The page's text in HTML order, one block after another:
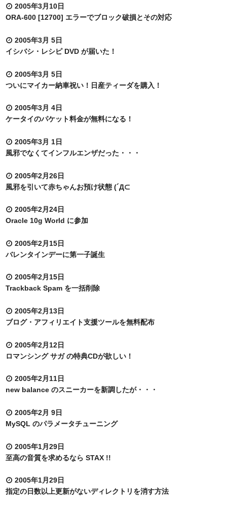
2005年3月10日
ORA-600 [12700] エラーでブロック破損とその対応
2005年3月 5日
イシバシ・レシピ DVD が届いた！
2005年3月 5日
ついにマイカー納車祝い！日産ティーダを購入！
2005年3月 4日
ケータイのパケット料金が無料になる！
2005年3月 1日
風邪でなくてインフルエンザだった・・・
2005年2月26日
風邪を引いて赤ちゃんお預け状態 (´Д⊂
2005年2月24日
Oracle 10g World に参加
2005年2月15日
バレンタインデーに第一子誕生
2005年2月15日
Trackback Spam を一括削除
2005年2月13日
ブログ・アフィリエイト支援ツールを無料配布
2005年2月12日
ロマンシング サガ の特典CDが欲しい！
2005年2月11日
new balance のスニーカーを新調したが・・・
2005年2月 9日
MySQL のパラメータチューニング
2005年1月29日
至高の音質を求めるなら STAX !!
2005年1月29日
指定の日数以上更新がないディレクトリを消す方法